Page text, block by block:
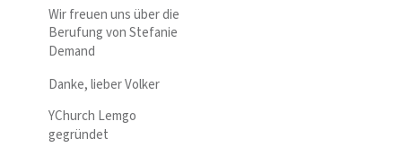
Wir freuen uns über die
Berufung von Stefanie
Demand
Danke, lieber Volker
YChurch Lemgo
gegründet